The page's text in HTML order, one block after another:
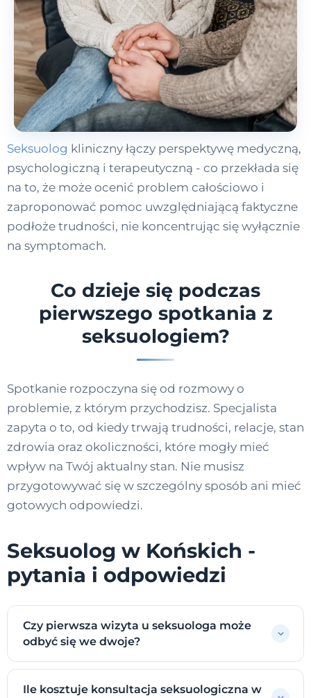
Seksuolog kliniczny łączy perspektywę medyczną,
psychologiczną i terapeutyczną - co przekłada się
na to, że może ocenić problem całościowo i
zaproponować pomoc uwzględniającą faktyczne
podłoże trudności, nie koncentrując się wyłącznie
na symptomach.
Co dzieje się podczas
pierwszego spotkania z
seksuologiem?
Spotkanie rozpoczyna się od rozmowy o
problemie, z którym przychodzisz. Specjalista
zapyta o to, od kiedy trwają trudności, relacje, stan
zdrowia oraz okoliczności, które mogły mieć
wpływ na Twój aktualny stan. Nie musisz
przygotowywać się w szczególny sposób ani mieć
gotowych odpowiedzi.
Seksuolog w Końskich -
pytania i odpowiedzi
Czy pierwsza wizyta u seksuologa może
odbyć się we dwoje?
Ile kosztuje konsultacja seksuologiczna w